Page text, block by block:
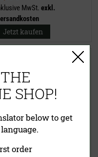
MwSt. exkl.
Jetzt kaufen
Fleischermesser einzeln (gelb)
SHOP!
below to get
order